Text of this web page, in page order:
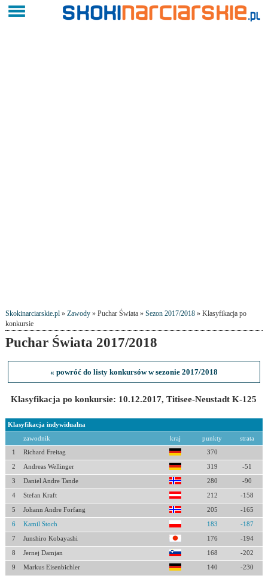
Skokinarciarskie.pl» Zawody» Puchar Świata » Sezon 2017/2018» Klasyfikacja po
konkursie
Puchar Świata 2017/2018
« powróć do listy konkursów w sezonie 2017/2018
Klasyfikacja po konkursie: 10.12.2017, Titisee-Neustadt K-125
Klasyfikacja indywidualna
zawodnik kraj punkty strata
1 Richard Freitag 370
2 Andreas Wellinger 319 -51
3 Daniel Andre Tande 280 -90
4 Stefan Kraft 212 -158
5 Johann Andre Forfang 205 -165
6 Kamil Stoch 183 -187
7 Junshiro Kobayashi 176 -194
8 Jernej Damjan 168 -202
9 Markus Eisenbichler 140 -230